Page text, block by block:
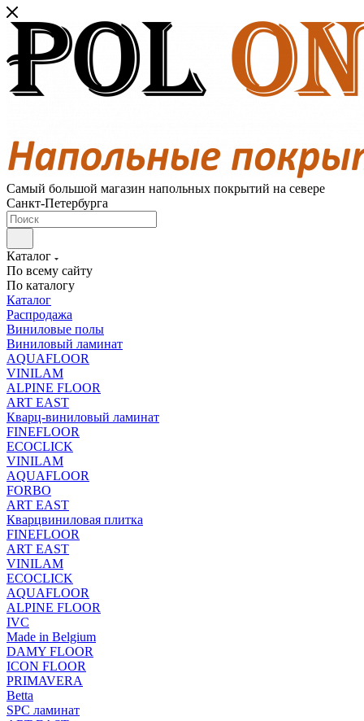
Самый большой магазин напольных покрытий на севере
Санкт-Петербурга
Каталог
По всему сайту
По каталогу
Каталог
Распродажа
Виниловые полы
Виниловый ламинат
AQUAFLOOR
VINILAM
ALPINE FLOOR
ART EAST
Кварц-виниловый ламинат
FINEFLOOR
ECOCLICK
VINILAM
AQUAFLOOR
FORBO
ART EAST
Кварцвиниловая плитка
FINEFLOOR
ART EAST
VINILAM
ECOCLICK
AQUAFLOOR
ALPINE FLOOR
IVC
Made in Belgium
DAMY FLOOR
ICON FLOOR
PRIMAVERA
Betta
SPC ламинат